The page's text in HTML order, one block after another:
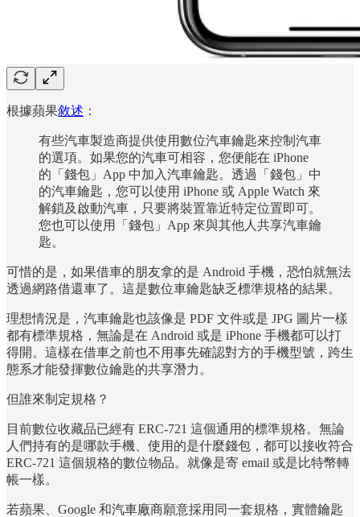
根據蘋果敘述 ：
有些汽車製造商提供使用數位汽車鑰匙來控制汽車
的選項。如果您的汽車可相容，您便能在 iPhone
的「錢包」App 中加入汽車鑰匙。透過「錢包」中
的汽車鑰匙，您可以使用 iPhone 或 Apple Watch 來
解鎖及啟動汽車，只要將裝置靠近特定位置即可。
您也可以使用「錢包」App 來與其他人共享汽車鑰
匙。
可惜的是，如果借車的朋友拿的是 Android 手機，恐怕就無法
透過網路借還車了。這是數位車鑰匙缺乏標準規格的結果。
理想情況是，汽車鑰匙也該像是 PDF 文件或是 JPG 圖片一樣
都有標準規格，無論是在 Android 或是 iPhone 手機都可以打
得開。這樣在借車之前也不用事先確認對方的手機型號，跨生
態系才能發揮數位鑰匙的共享潛力。
但誰來制定規格？
目前數位收藏品已經有 ERC-721 這個通用的標準規格。無論
人們持有的是哪款手機、使用的是什麼錢包，都可以接收符合
ERC-721 這個規格的數位物品。就像是寄 email 或是比特幣轉
帳一樣。
若蘋果、Google 和汽車廠商願意採用同一套規格，實體鑰匙